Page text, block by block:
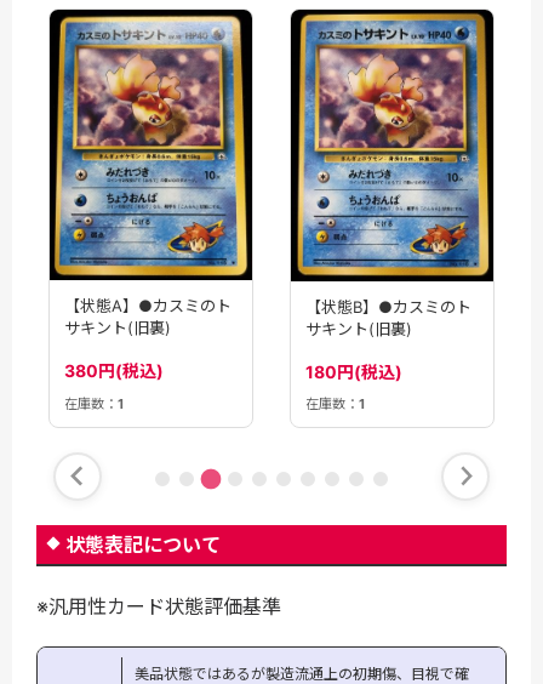
【状態A】●カスミのト
サキント(旧裏)
380円(税込)
在庫数： 1
【状態B】●カスミのト
サキント(旧裏)
180円(税込)
在庫数： 1
状態表記について
※汎用性カード状態評価基準
美品状態ではあるが製造流通上の初期傷、目視で確